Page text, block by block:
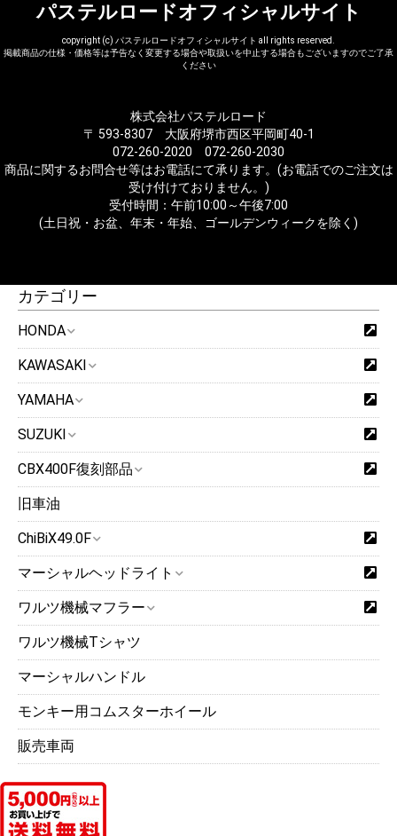
カテゴリー
HONDA
KAWASAKI
YAMAHA
SUZUKI
CBX400F復刻部品
旧車油
ChiBiX49.0F
マーシャルヘッドライト
ワルツ機械マフラー
ワルツ機械Tシャツ
マーシャルハンドル
モンキー用コムスターホイール
販売車両
パステルロードオフィシャルサイト
copyright (c) パステルロードオフィシャルサイト all rights reserved.
掲載商品の仕様・価格等は予告なく変更する場合や取扱いを中止する場合もございますのでご了承
ください
株式会社パステルロード
〒 593-8307 大阪府堺市西区平岡町40-1
072-260-2020 072-260-2030
商品に関するお問合せ等はお電話にて承ります。(お電話でのご注文は
受け付けておりません。)
受付時間：午前10:00～午後7:00
(土日祝・お盆、年末・年始、ゴールデンウィークを除く)